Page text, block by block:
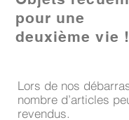
pour une
deuxième vie !
Lors de nos
nombre d’articles
revendus.